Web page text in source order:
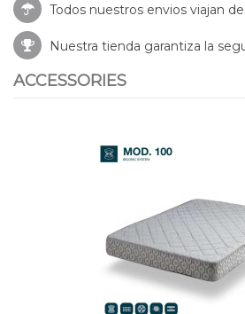
Todos nuestros envios viajan
Nuestra tienda garantiza la
ACCESSORIES